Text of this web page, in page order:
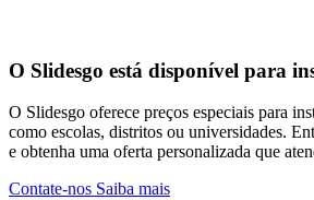
O Slidesgo está disponível para
O Slidesgo oferece preços especiais para
como escolas, distritos ou universidades.
e obtenha uma oferta personalizada que
Contate-nos Saiba mais